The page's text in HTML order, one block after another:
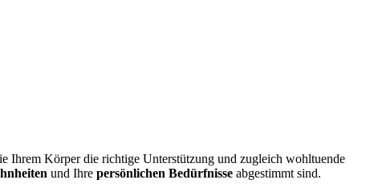
Ihrem Körper die richtige Unterstützung und zugleich wohltuende
und Ihre persönlichen Bedürfnisse abgestimmt sind.